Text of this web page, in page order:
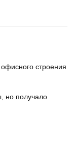
строения
но получало